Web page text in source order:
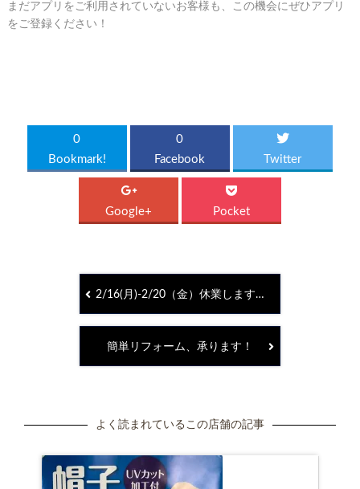
まだアプリをご利用されていないお客様も、この機会にぜひアプリ
をご登録ください！
0
Bookmark!
0
Facebook
Twitter
Google+ Pocket
2/16(月)-2/20（金）休業します。
簡単リフォーム、承ります！
よく読まれているこの店舗の記事